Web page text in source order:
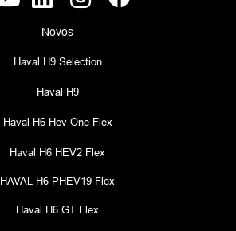
Novos
Haval H9 Selection
Haval H9
Haval H6 Hev One Flex
Haval H6 HEV2 Flex
HAVAL H6 PHEV19 Flex
Haval H6 GT Flex